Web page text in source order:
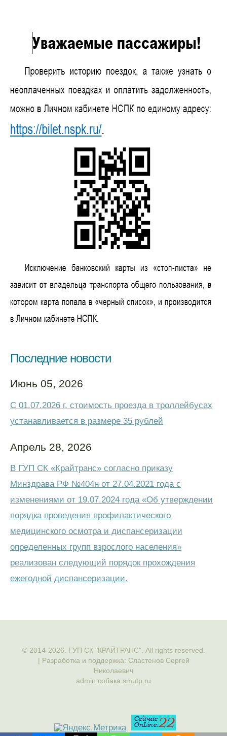
Последние новости
Июнь 05, 2026
С 01.07.2026 г. стоимость проезда в троллейбусах
устанавливается в размере 35 рублей
Апрель 28, 2026
В ГУП СК «Крайтранс» согласно приказу
Минздрава РФ №404н от 27.04.2021 года с
изменениями от 19.07.2024 года «Об утверждении
порядка проведения профилактического
медицинского осмотра и диспансеризации
определенных групп взрослого населения»
реализован следующий порядок прохождения
ежегодной диспансеризации.
© 2014-2026. ГУП СК "КРАЙТРАНС". All rights reserved.
| Разработка и поддержка: Сластенов Сергей
Николаевич
admin собака smutp.ru